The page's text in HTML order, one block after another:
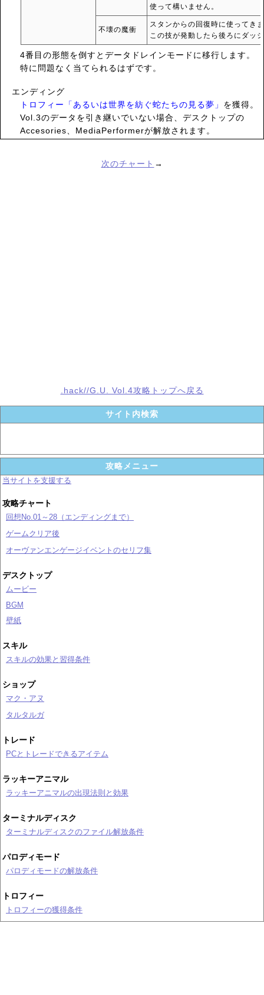
使って構いません。
不壊の魔衝
スタンからの回復時に使ってき
この技が発動したら後ろにダッ
4番目の形態を倒すとデータドレインモードに移行します。
特に問題なく当てられるはずです。
エンディング
トロフィー「あるいは世界を紡ぐ蛇たちの見る夢」 を獲得。
Vol.3のデータを引き継いでいない場合、デスクトップの
Accesories、MediaPerformerが解放されます。
次のチャート →
.hack//G.U. Vol.4攻略トップへ戻る
サイト内検索
攻略メニュー
当サイトを支援する
攻略チャート
回想No.01～28（エンディングまで）
ゲームクリア後
オーヴァンエンゲージイベントのセリフ集
デスクトップ
ムービー
BGM
壁紙
スキル
スキルの効果と習得条件
ショップ
マク・アヌ
タルタルガ
トレード
PCとトレードできるアイテム
ラッキーアニマル
ラッキーアニマルの出現法則と効果
ターミナルディスク
ターミナルディスクのファイル解放条件
パロディモード
パロディモードの解放条件
トロフィー
トロフィーの獲得条件